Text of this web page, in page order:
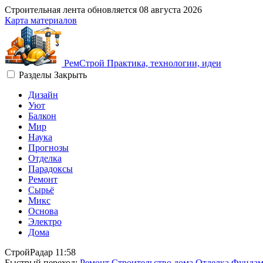
Строительная лента обновляется 08 августа 2026
Карта материалов
РемСтрой Практика, технологии, идеи
Разделы Закрыть
Дизайн
Уют
Балкон
Мир
Наука
Прогнозы
Отделка
Парадоксы
Ремонт
Сырьё
Микс
Основа
Электро
Дома
СтройРадар 11:58